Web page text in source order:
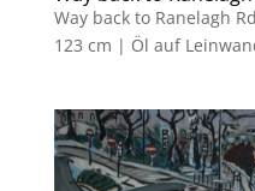
Way back to Ranelagh
123 cm | Öl auf